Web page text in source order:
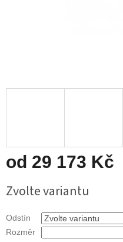
od 29 173 Kč
cena:
Zvolte variantu
Odstín
Rozměr